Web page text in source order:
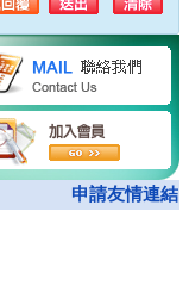
申請友情連結